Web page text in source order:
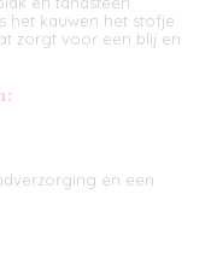
het kauwen het stofje
zorgt voor een blij en
en een